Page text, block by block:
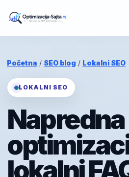
Početna / SEO blog / Lokalni SEO
LOKALNI SEO
Napredna
lokalni